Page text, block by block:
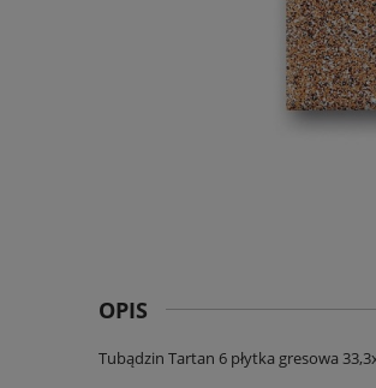
OPIS
Tubądzin Tartan 6 płytka gresowa